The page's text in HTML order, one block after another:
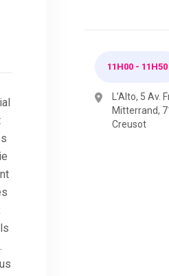
11H00 - 11H50
L’Alto, 5 Av.
Mitterrand,
Creusot